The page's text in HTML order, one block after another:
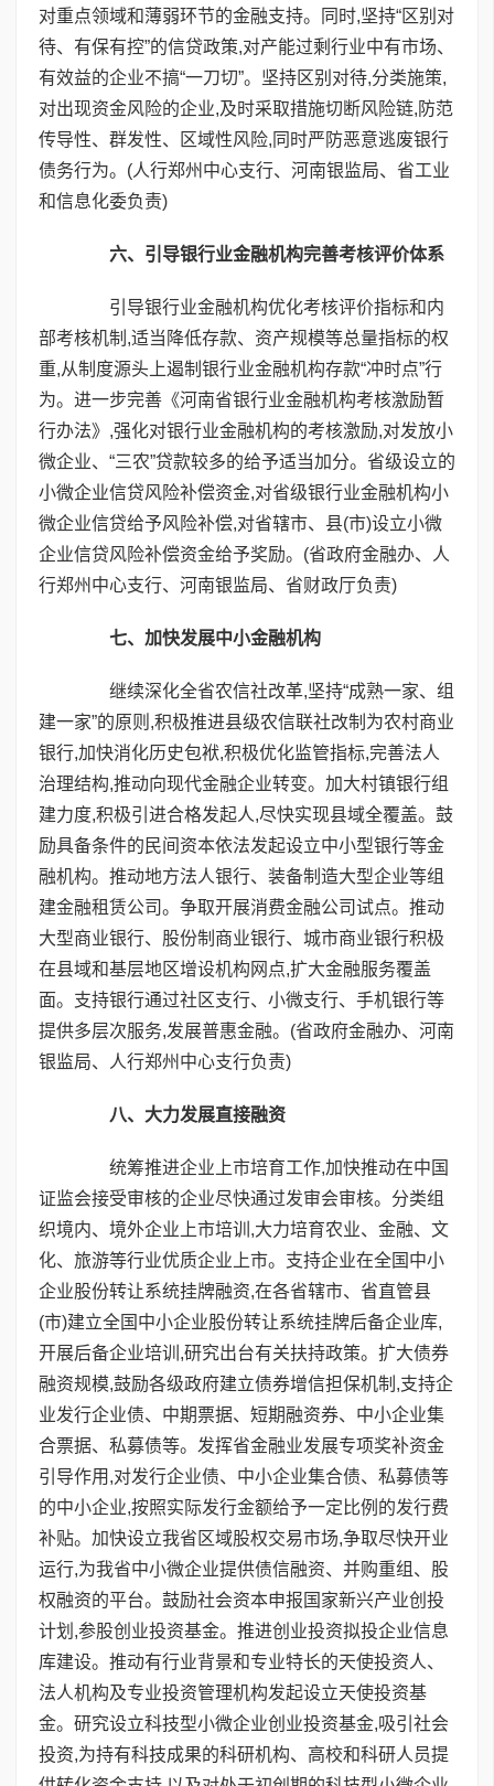
对重点领域和薄弱环节的金融支持。同时,坚持“区别对
待、有保有控”的信贷政策,对产能过剩行业中有市场、
有效益的企业不搞“一刀切”。坚持区别对待,分类施策,
对出现资金风险的企业,及时采取措施切断风险链,防范
传导性、群发性、区域性风险,同时严防恶意逃废银行
债务行为。(人行郑州中心支行、河南银监局、省工业
和信息化委负责)
六、引导银行业金融机构完善考核评价体系
引导银行业金融机构优化考核评价指标和内
部考核机制,适当降低存款、资产规模等总量指标的权
重,从制度源头上遏制银行业金融机构存款“冲时点”行
为。进一步完善《河南省银行业金融机构考核激励暂
行办法》,强化对银行业金融机构的考核激励,对发放小
微企业、“三农”贷款较多的给予适当加分。省级设立的
小微企业信贷风险补偿资金,对省级银行业金融机构小
微企业信贷给予风险补偿,对省辖市、县(市)设立小微
企业信贷风险补偿资金给予奖励。(省政府金融办、人
行郑州中心支行、河南银监局、省财政厅负责)
七、加快发展中小金融机构
继续深化全省农信社改革,坚持“成熟一家、组
建一家”的原则,积极推进县级农信联社改制为农村商业
银行,加快消化历史包袱,积极优化监管指标,完善法人
治理结构,推动向现代金融企业转变。加大村镇银行组
建力度,积极引进合格发起人,尽快实现县域全覆盖。鼓
励具备条件的民间资本依法发起设立中小型银行等金
融机构。推动地方法人银行、装备制造大型企业等组
建金融租赁公司。争取开展消费金融公司试点。推动
大型商业银行、股份制商业银行、城市商业银行积极
在县域和基层地区增设机构网点,扩大金融服务覆盖
面。支持银行通过社区支行、小微支行、手机银行等
提供多层次服务,发展普惠金融。(省政府金融办、河南
银监局、人行郑州中心支行负责)
八、大力发展直接融资
统筹推进企业上市培育工作,加快推动在中国
证监会接受审核的企业尽快通过发审会审核。分类组
织境内、境外企业上市培训,大力培育农业、金融、文
化、旅游等行业优质企业上市。支持企业在全国中小
企业股份转让系统挂牌融资,在各省辖市、省直管县
(市)建立全国中小企业股份转让系统挂牌后备企业库,
开展后备企业培训,研究出台有关扶持政策。扩大债券
融资规模,鼓励各级政府建立债券增信担保机制,支持企
业发行企业债、中期票据、短期融资券、中小企业集
合票据、私募债等。发挥省金融业发展专项奖补资金
引导作用,对发行企业债、中小企业集合债、私募债等
的中小企业,按照实际发行金额给予一定比例的发行费
补贴。加快设立我省区域股权交易市场,争取尽快开业
运行,为我省中小微企业提供债信融资、并购重组、股
权融资的平台。鼓励社会资本申报国家新兴产业创投
计划,参股创业投资基金。推进创业投资拟投企业信息
库建设。推动有行业背景和专业特长的天使投资人、
法人机构及专业投资管理机构发起设立天使投资基
金。研究设立科技型小微企业创业投资基金,吸引社会
投资,为持有科技成果的科研机构、高校和科研人员提